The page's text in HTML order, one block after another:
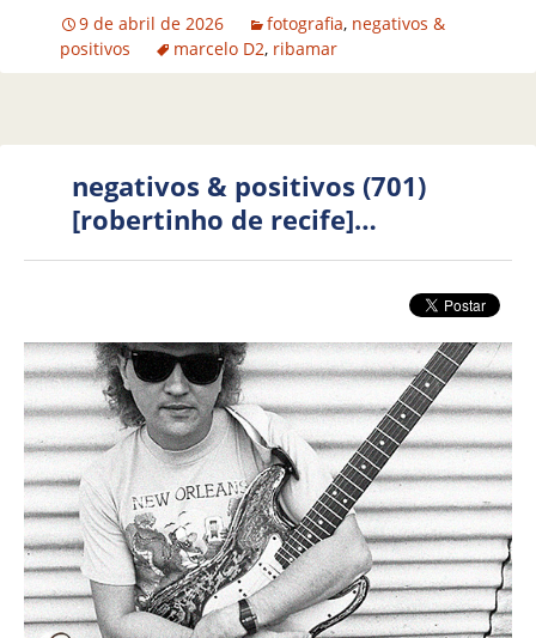
9 de abril de 2026 fotografia, negativos &
positivos
marcelo D2, ribamar
negativos & positivos (701)
[robertinho de recife]…